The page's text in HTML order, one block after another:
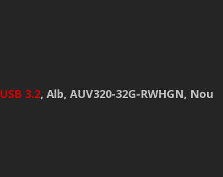
USB 3.2, Alb, AUV320-32G-RWHGN, Nou